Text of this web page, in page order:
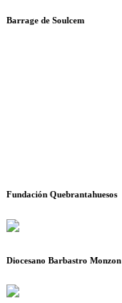
Barrage de Soulcem
Fundación Quebrantahuesos
Diocesano Barbastro Monzon